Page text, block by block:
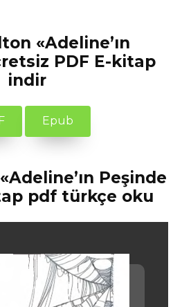
«Adeline’ın
PDF E-kitap
indir
Epub
Peşinde
pdf türkçe oku